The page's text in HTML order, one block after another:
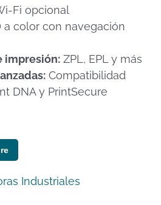
Fi opcional
a color con navegación
impresión: ZPL, EPL y más
Compatibilidad
DNA y PrintSecure
Industriales